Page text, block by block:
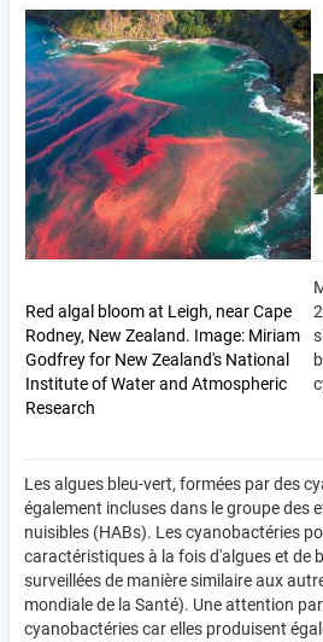
Red algal bloom at Leigh, near Cape
Rodney, New Zealand. Image: Miriam
Godfrey for New Zealand's National
Institute of Water and Atmospheric
Research
Les algues bleu-vert, formées par des
également incluses dans le groupe des
nuisibles (HABs). Les cyanobactéries
caractéristiques à la fois d'algues et de
surveillées de manière similaire aux
mondiale de la Santé). Une attention
cyanobactéries car elles produisent